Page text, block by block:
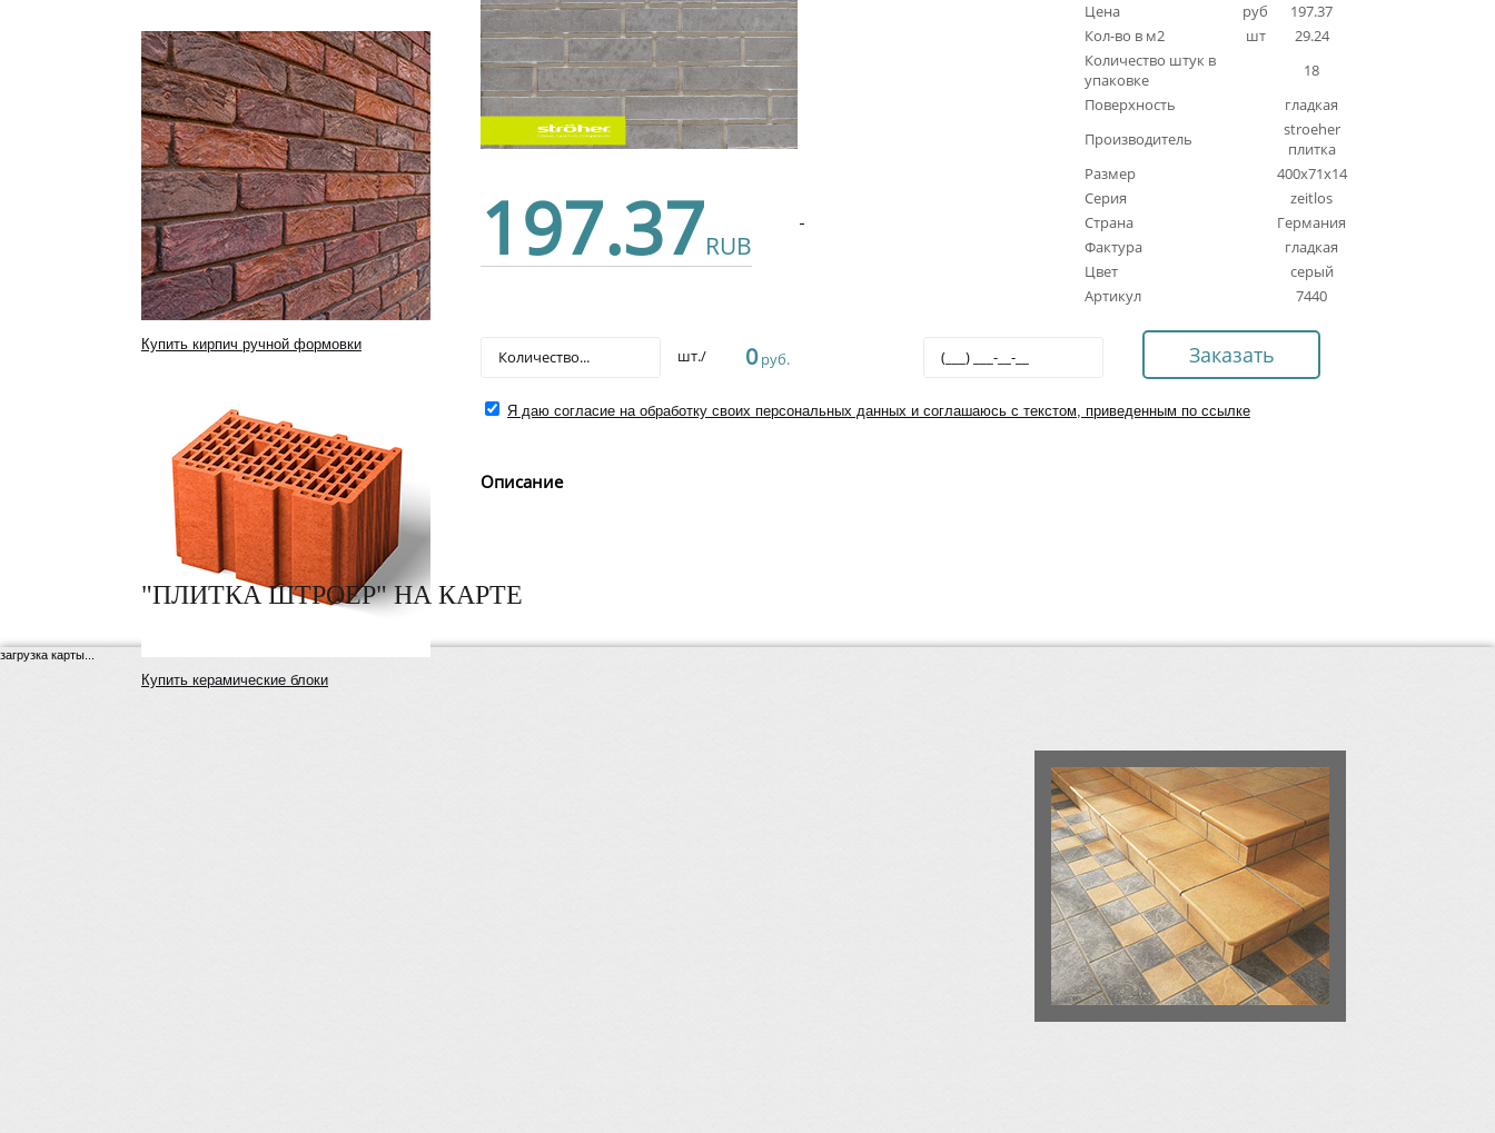
Купить кирпич ручной формовки
Купить керамические блоки
197.37RUB
Цена
руб
197.37
Кол-во в м2
шт
29.24
Количество штук в
упаковке
18
Поверхность
гладкая
Производитель
stroeher
плитка
Размер
400x71x14
Серия
zeitlos
Страна
Германия
Фактура
гладкая
Цвет
серый
Артикул
7440
шт./ 0руб.
Я даю согласие на обработку своих персональных данных и соглашаюсь с текстом, приведенным по ссылке
Описание
"ПЛИТКА ШТРОЕР" НА КАРТЕ
загрузка карты...